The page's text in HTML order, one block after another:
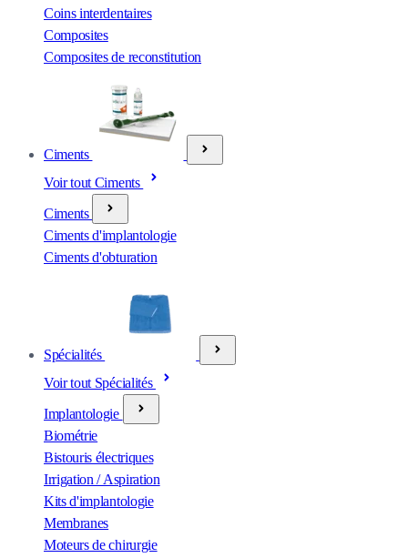
Coins interdentaires
Composites
Composites de reconstitution
Ciments
Voir tout Ciments
Ciments
Ciments d'implantologie
Ciments d'obturation
Spécialités
Voir tout Spécialités
Implantologie
Biométrie
Bistouris électriques
Irrigation / Aspiration
Kits d'implantologie
Membranes
Moteurs de chirurgie